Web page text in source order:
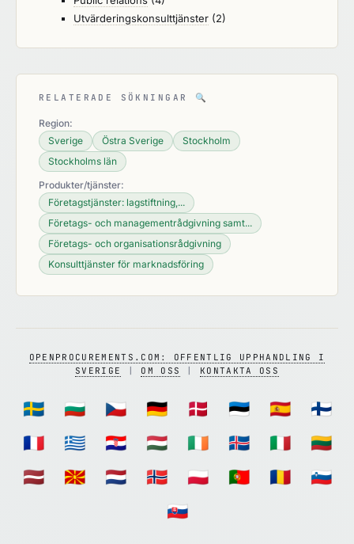
Utvärderingskonsulttjänster (2)
RELATERADE SÖKNINGAR 🔍
Region:
Sverige
Östra Sverige
Stockholm
Stockholms län
Produkter/tjänster:
Företagstjänster: lagstiftning,...
Företags- och managementrådgivning samt...
Företags- och organisationsrådgivning
Konsulttjänster för marknadsföring
OPENPROCUREMENTS.COM: OFFENTLIG UPPHANDLING I
SVERIGE
OM OSS KONTAKTA OSS
🇸🇪 🇧🇬 🇨🇿 🇩🇪 🇩🇰 🇪🇪 🇪🇸
🇫🇮
🇫🇷
🇬🇷 🇭🇷 🇭🇺 🇮🇪 🇮🇸 🇮🇹
🇱🇹
🇱🇻
🇲🇰 🇳🇱 🇳🇴 🇵🇱 🇵🇹 🇷🇴
🇸🇮
🇸🇰